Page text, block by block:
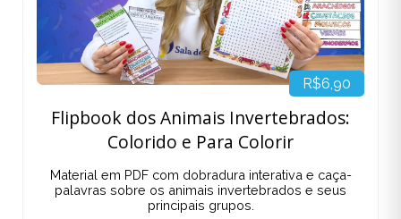
R$6,90
Flipbook dos Animais Invertebrados:
Colorido e Para Colorir
Material em PDF com dobradura interativa e caça-
palavras sobre os animais invertebrados e seus
principais grupos.